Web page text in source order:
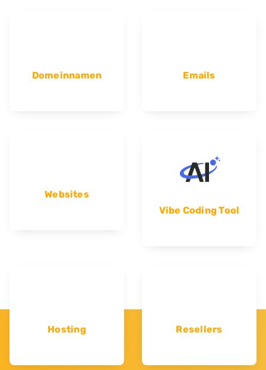
Domeinnamen Emails
Websites
Vibe Coding Tool
Hosting Resellers